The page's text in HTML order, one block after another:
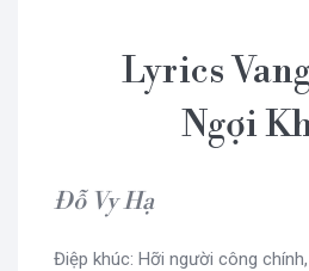
Lyrics
Ngợi
Đỗ Vy Hạ
Điệp khúc: Hỡi người công